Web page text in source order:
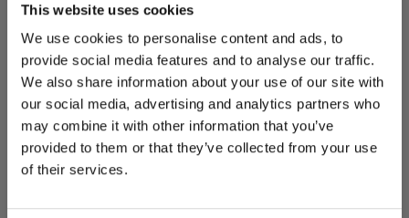
This website uses cookies
We use cookies to personalise content and ads, to
provide social media features and to analyse our traffic.
We also share information about your use of our site with
our social media, advertising and analytics partners who
may combine it with other information that you’ve
provided to them or that they’ve collected from your use
of their services.
Diepte: 53 cm
Zithoogte: 45 cm
REVIEWS
• • • • •
woonaccessoires aan te schaffen met aantrekkelijke kortingen.
In onze showroom vind je een uitgebreide selectie
designmeubelen van gerenommeerde Nederlandse en Europese
merken. Onder andere showroommodellen vanHarvink ,
Gelderland,Swedese,Sculptures JeuxenArtisanzijn nu extra
voordelig verkrijgbaar. Profiteer van unieke aanbiedingen zolang
de voorraad strekt!
Liever nieuw bestellen? Ook dan krijgt u een vriendelijke
designmeubel geheel naar wens samen te stellen, met de